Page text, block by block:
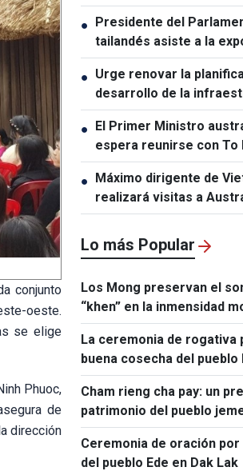
conjunto
oeste.
se elige
Phuoc,
de
dirección
estratégicas nacionales
● Presidente del
tailandés asiste a la
conmemorativa del 50.º
aniversario de las
Vietnam-Tailandia
● Urge renovar la
desarrollo de la
en Vietnam
● El Primer Ministro
espera reunirse con To
● Máximo dirigente de
realizará visitas a
Nueva Zelanda
Lo más Popular
Los Mong preservan el
“khen” en la inmensidad
de Lai Chau
La ceremonia de rogativa
buena cosecha del pueblo
expresa el anhelo de
paz
Cham rieng cha pay: un
patrimonio del pueblo
Ceremonia de oración por
del pueblo Ede en Dak Lak